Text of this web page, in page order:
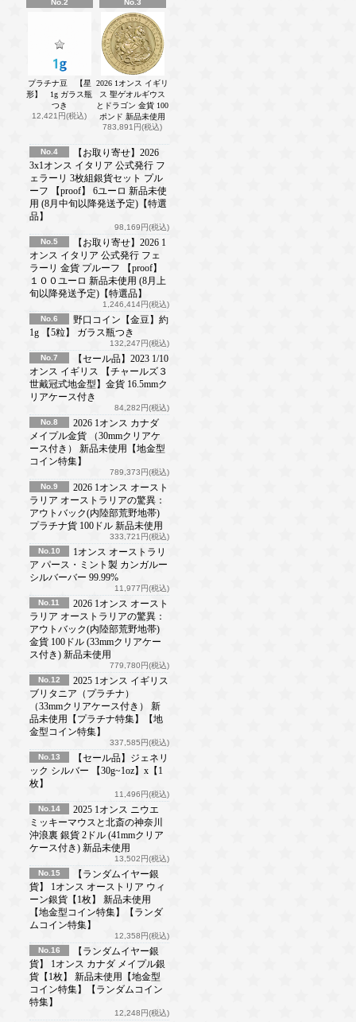
No.2
プラチナ豆 【星
形】 1g ガラス瓶
つき
12,421円(税込)
No.3
2026 1オンス イギリ
ス 聖ゲオルギウス
とドラゴン 金貨 100
ポンド 新品未使用
783,891円(税込)
No.4
【お取り寄せ】2026
3x1オンス イタリア 公式発行 フ
ェラーリ 3枚組銀貨セット プル
ーフ 【proof】 6ユーロ 新品未使
用 (8月中旬以降発送予定)【特選
品】
98,169円(税込)
No.5
【お取り寄せ】2026 1
オンス イタリア 公式発行 フェ
ラーリ 金貨 プルーフ 【proof】
１００ユーロ 新品未使用 (8月上
旬以降発送予定)【特選品】
1,246,414円(税込)
No.6
野口コイン【金豆】約
1g 【5粒】 ガラス瓶つき
132,247円(税込)
No.7
【セール品】2023 1/10
オンス イギリス 【チャールズ３
世戴冠式地金型】金貨 16.5mmク
リアケース付き
84,282円(税込)
No.8
2026 1オンス カナダ
メイプル金貨 （30mmクリアケ
ース付き） 新品未使用【地金型
コイン特集】
789,373円(税込)
No.9
2026 1オンス オースト
ラリア オーストラリアの驚異：
アウトバック(内陸部荒野地帯)
プラチナ貨 100ドル 新品未使用
333,721円(税込)
No.10
1オンス オーストラリ
ア パース・ミント製 カンガルー
シルバーバー 99.99%
11,977円(税込)
No.11
2026 1オンス オースト
ラリア オーストラリアの驚異：
アウトバック(内陸部荒野地帯)
金貨 100ドル (33mmクリアケー
ス付き) 新品未使用
779,780円(税込)
No.12
2025 1オンス イギリス
ブリタニア（プラチナ）
（33mmクリアケース付き） 新
品未使用【プラチナ特集】【地
金型コイン特集】
337,585円(税込)
No.13
【セール品】ジェネリ
ック シルバー 【30g~1oz】x【1
枚】
11,496円(税込)
No.14
2025 1オンス ニウエ
ミッキーマウスと北斎の神奈川
沖浪裏 銀貨 2ドル (41mmクリア
ケース付き) 新品未使用
13,502円(税込)
No.15
【ランダムイヤー銀
貨】 1オンス オーストリア ウィ
ーン銀貨【1枚】 新品未使用
【地金型コイン特集】【ランダ
ムコイン特集】
12,358円(税込)
No.16
【ランダムイヤー銀
貨】 1オンス カナダ メイプル銀
貨【1枚】 新品未使用【地金型
コイン特集】【ランダムコイン
特集】
12,248円(税込)